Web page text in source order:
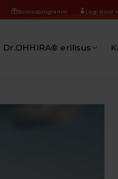
Boonusprogramm Logi sisse
Dr.OHHIRA® erilisus